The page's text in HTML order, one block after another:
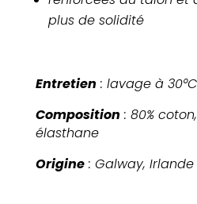
plus de solidité
Entretien : lavage à 30°C
Composition : 80%
élasthane
Origine: Galway, Irlande